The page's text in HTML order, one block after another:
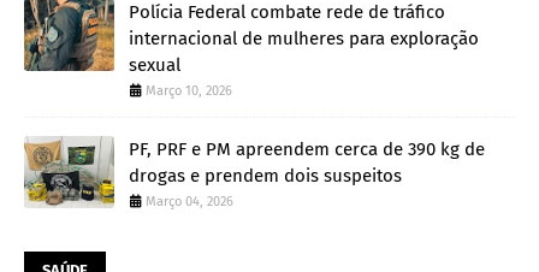
Polícia Federal combate rede de tráfico
internacional de mulheres para exploração
sexual
Março 10, 2026
PF, PRF e PM apreendem cerca de 390 kg de
drogas e prendem dois suspeitos
Março 04, 2026